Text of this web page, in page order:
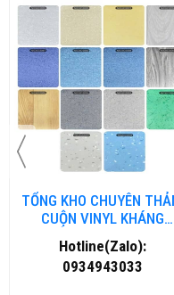
TỔNG KHO CHUYÊN
CUỘN VINYL KHÁNG
KHUẨN TẠI NHA TRANG
Hotline(Zalo):
0934943033